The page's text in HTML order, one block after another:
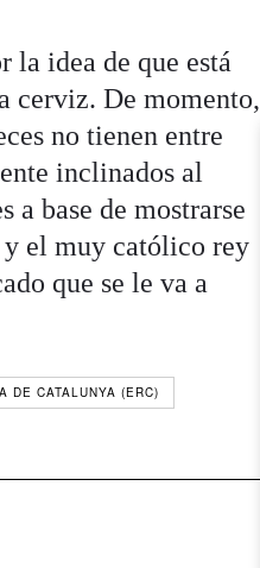
la idea de que está
cerviz. De momento,
no tienen entre
inclinados al
a base de mostrarse
y el muy católico rey
que se le va a
DE CATALUNYA (ERC)